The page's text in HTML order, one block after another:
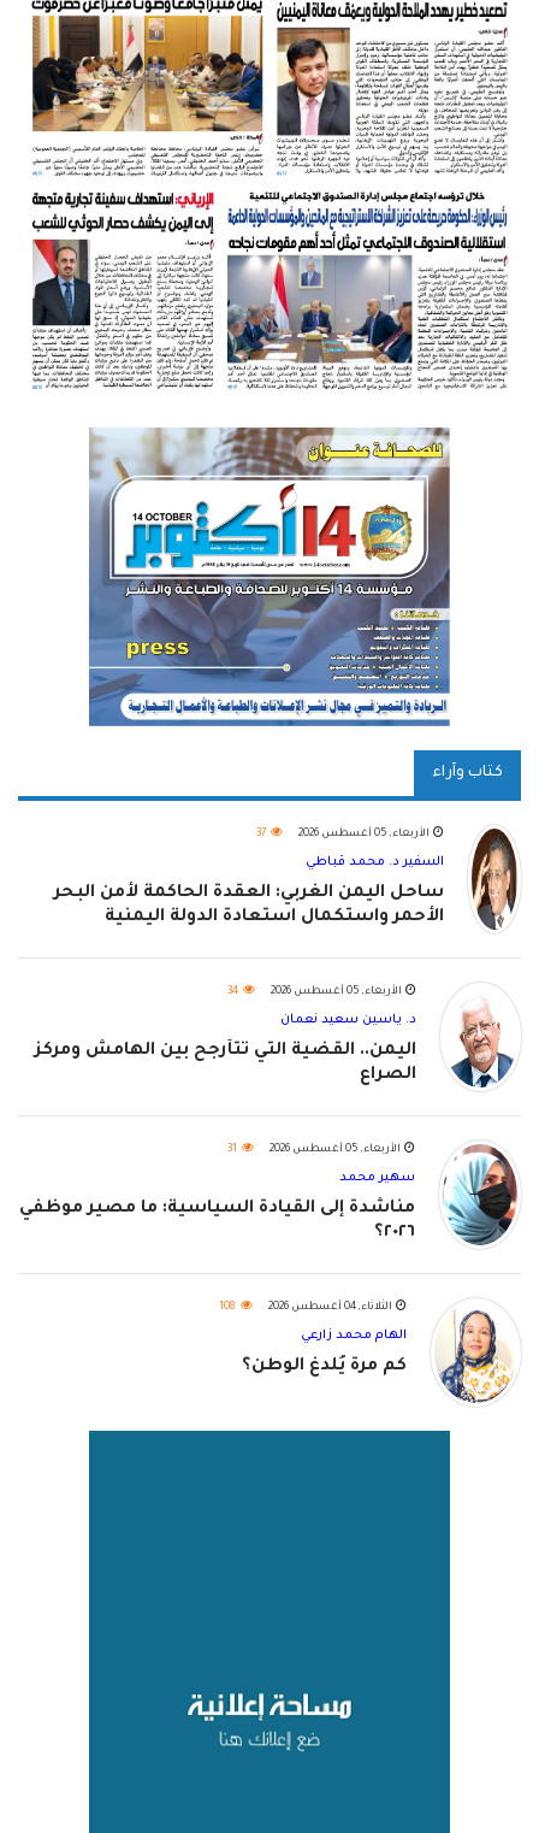
كتاب وآراء
الأربعاء, 05 أغسطس 2026 37
السفير د. محمد قباطي
ساحل اليمن الغربي: العقدة الحاكمة لأمن البحر
الأحمر واستكمال استعادة الدولة اليمنية
الأربعاء, 05 أغسطس 2026 34
د. ياسين سعيد نعمان
اليمن.. القضية التي تتأرجح بين الهامش ومركز
الصراع
الأربعاء, 05 أغسطس 2026 31
سهير محمد
مناشدة إلى القيادة السياسية: ما مصير موظفي
٢٠٢٦؟
الثلاثاء, 04 أغسطس 2026 108
الهام محمد زارعي
كم مرة يُلدغ الوطن؟